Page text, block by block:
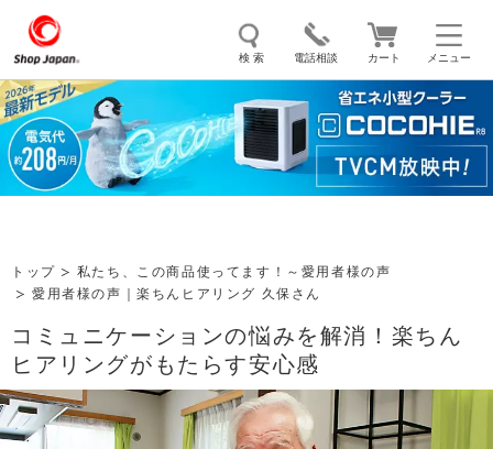
メニュー
検 索 電話相談 カート
トゥルースリーパー ソイリッチ ここひえ 枕
掃除機 クッキングプロ 補聴器 マイキュット
トップ
私たち、この商品使ってます！～愛用者様の声
愛用者様の声｜楽ちんヒアリング 久保さん
コミュニケーションの悩みを解消！楽ちん
ヒアリングがもたらす安心感